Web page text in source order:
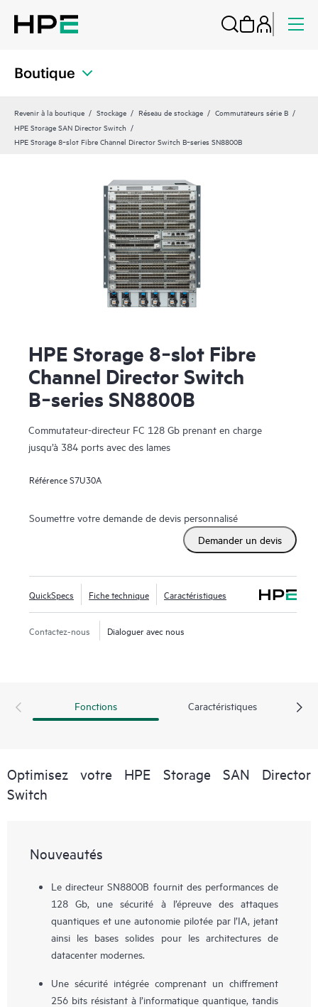
Boutique
Revenir à la boutique Stockage Réseau de stockage
Commutateurs série B
HPE Storage SAN Director Switch
HPE Storage 8‑slot Fibre Channel Director Switch B‑series SN8800B
HPE Storage 8‑slot Fibre
Channel Director Switch
B‑series SN8800B
Commutateur-directeur FC 128 Gb prenant en charge
jusqu’à 384 ports avec des lames
RéférenceS7U30A
Soumettre votre demande de devis personnalisé
Demander un devis
QuickSpecs Fiche technique Caractéristiques
Contactez-nous Dialoguer avec nous
Fonctions Caractéristiques
Optimisez votre HPE Storage SAN Director
Switch
Nouveautés
Le directeur SN8800B fournit des performances de
128 Gb, une sécurité à l’épreuve des attaques
quantiques et une autonomie pilotée par l’IA, jetant
ainsi les bases solides pour les architectures de
datacenter modernes.
Une sécurité intégrée comprenant un chiffrement
256 bits résistant à l’informatique quantique, tandis